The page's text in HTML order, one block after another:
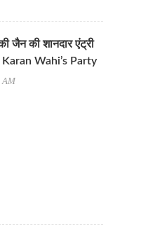
जैन की शानदार एंट्री
Wahi’s Party
AM